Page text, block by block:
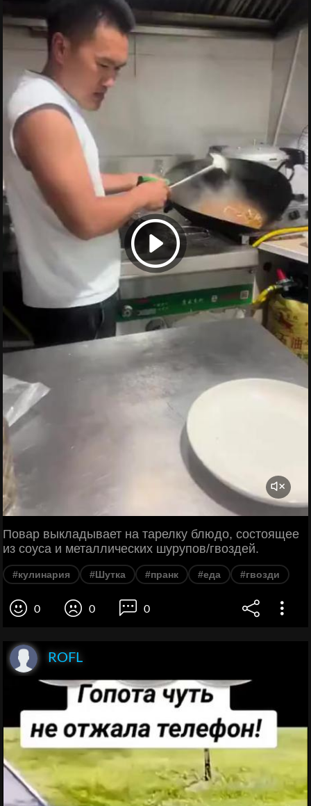
Повар выкладывает на тарелку блюдо, состоящее
из соуса и металлических шурупов/гвоздей.
#кулинария #Шутка #пранк #еда #гвозди
0 0 0
ROFL